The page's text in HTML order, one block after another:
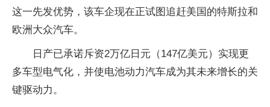
这一先发优势，该车企现在正试图追赶美国的特斯拉和
欧洲大众汽车。
日产已承诺斥资2万亿日元（147亿美元）实现更
多车型电气化，并使电池动力汽车成为其未来增长的关
键驱动力。